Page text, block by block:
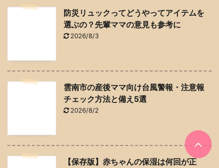
防災リュックってどうやってアイテムを
選ぶの？先輩ママの意見も参考に
2026/8/3
雲南市の産後ママ向け台風警報・注意報
チェック方法と備え5選
2026/8/2
【保存版】赤ちゃんの保湿は何回が正